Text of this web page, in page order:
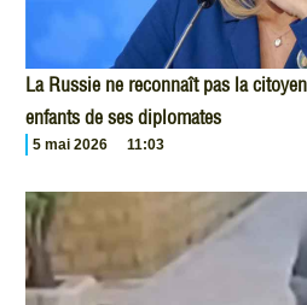
La Russie ne reconnaît pas la
enfants de ses diplomates
5 mai 2026 11:03